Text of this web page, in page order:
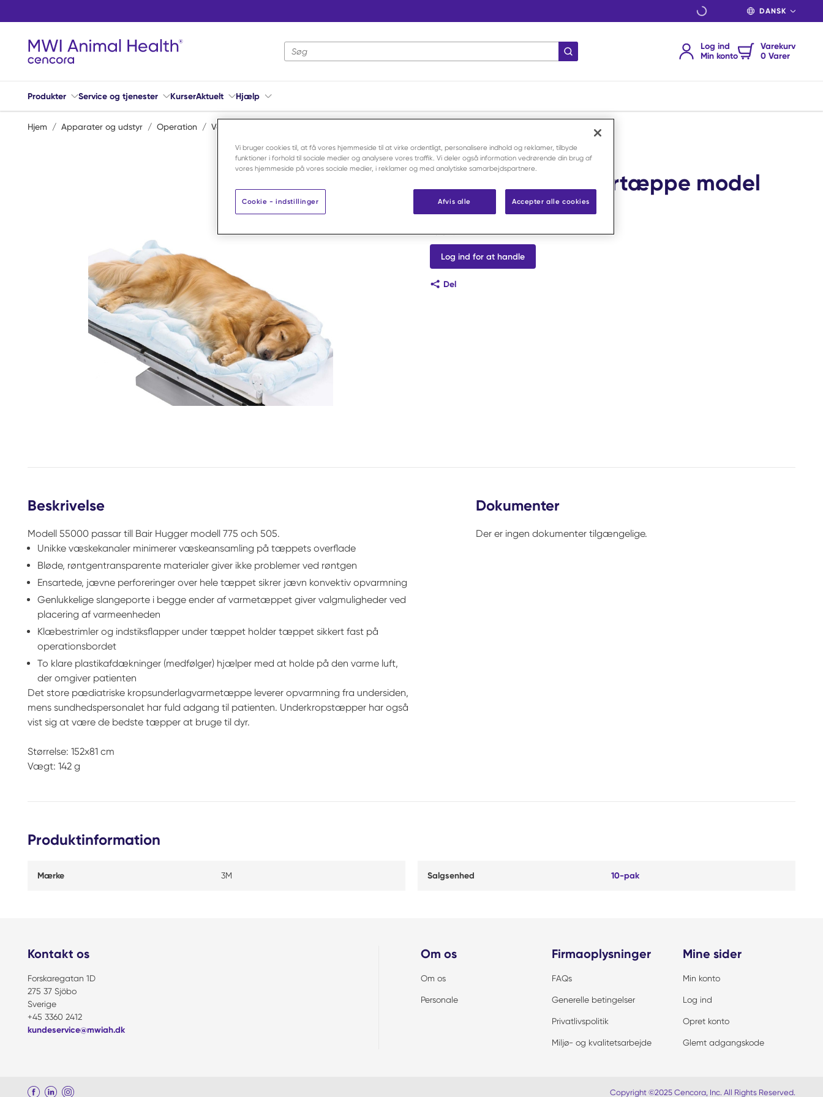
SPROG
Webstedssøgning
indsend søgning
Log ind
Min konto
Varekurv
0 Varer
Produkter Service og tjenester KurserAktuelt Hjælp
Hjem / Apparater og udstyr / Operation / Varmeapparater og tilbehør
3M
Bair Hugger undertæppe model
152x81 cm /10
Varenr: F97411
Log ind for at handle
Del
Beskrivelse
Modell 55000 passar till Bair Hugger modell 775 och 505.
Unikke væskekanaler minimerer væskeansamling på tæppets overflade
Bløde, røntgentransparente materialer giver ikke problemer ved røntgen
Ensartede, jævne perforeringer over hele tæppet sikrer jævn konvektiv opvarmning
Genlukkelige slangeporte i begge ender af varmetæppet giver valgmuligheder ved
placering af varmeenheden
Klæbestrimler og indstiksflapper under tæppet holder tæppet sikkert fast på
operationsbordet
To klare plastikafdækninger (medfølger) hjælper med at holde på den varme luft,
der omgiver patienten
Det store pædiatriske kropsunderlagvarmetæppe leverer opvarmning fra undersiden,
mens sundhedspersonalet har fuld adgang til patienten. Underkropstæpper har også
vist sig at være de bedste tæpper at bruge til dyr.
Størrelse: 152x81 cm
Vægt: 142 g
Dokumenter
Der er ingen dokumenter tilgængelige.
Produktinformation
Mærke 3M Salgsenhed 10-pak
Kontakt os
Forskaregatan 1D
275 37 Sjöbo
Sverige
+45 3360 2412
kundeservice@mwiah.dk
Om os
Om os
Personale
Firmaoplysninger
FAQs
Generelle betingelser
Privatlivspolitik
Miljø- og kvalitetsarbejde
Mine sider
Min konto
Log ind
Opret konto
Glemt adgangskode
Copyright ©2025 Cencora, Inc. All Rights Reserved.
Vi bruger cookies til, at få vores hjemmeside til at virke ordentligt, personalisere indhold og reklamer, tilbyde
funktioner i forhold til sociale medier og analysere vores traffik. Vi deler også information vedrørende din brug af
vores hjemmeside på vores sociale medier, i reklamer og med analytiske samarbejdspartnere.
Afvis alle Accepter alle cookies
Cookie - indstillinger